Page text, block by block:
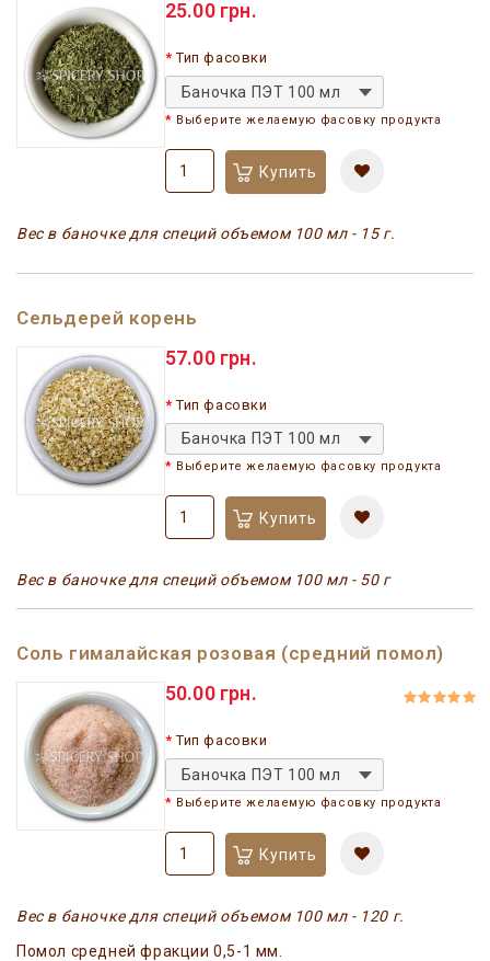
25.00 грн.
Тип фасовки
Баночка ПЭТ 100 мл
Выберите желаемую фасовку продукта
Купить
Вес в баночке для специй объемом 100 мл - 15 г.
Сельдерей корень
57.00 грн.
Тип фасовки
Баночка ПЭТ 100 мл
Выберите желаемую фасовку продукта
Купить
Вес в баночке для специй объемом 100 мл - 50 г
Соль гималайская розовая (средний помол)
50.00 грн.
Тип фасовки
Баночка ПЭТ 100 мл
Выберите желаемую фасовку продукта
Купить
Вес в баночке для специй объемом 100 мл - 120 г.
Помол средней фракции 0,5-1 мм.